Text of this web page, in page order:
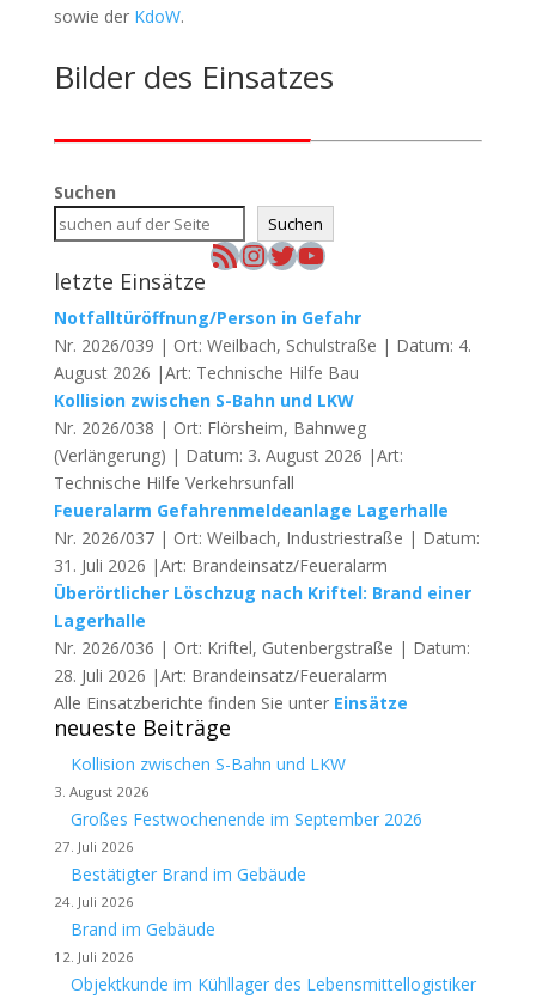
sowie der KdoW.
Bilder des Einsatzes
Suchen
Suchen
RSS-FeedInstagram
Twitter
YouTube
letzte Einsätze
Notfalltüröffnung/Person in Gefahr
Nr. 2026/039 | Ort: Weilbach, Schulstraße | Datum: 4.
August 2026 |Art: Technische Hilfe Bau
Kollision zwischen S-Bahn und LKW
Nr. 2026/038 | Ort: Flörsheim, Bahnweg
(Verlängerung) | Datum: 3. August 2026 |Art:
Technische Hilfe Verkehrsunfall
Feueralarm Gefahrenmeldeanlage Lagerhalle
Nr. 2026/037 | Ort: Weilbach, Industriestraße | Datum:
31. Juli 2026 |Art: Brandeinsatz/Feueralarm
Überörtlicher Löschzug nach Kriftel: Brand einer
Lagerhalle
Nr. 2026/036 | Ort: Kriftel, Gutenbergstraße | Datum:
28. Juli 2026 |Art: Brandeinsatz/Feueralarm
Alle Einsatzberichte finden Sie unter Einsätze
neueste Beiträge
Kollision zwischen S-Bahn und LKW
3. August 2026
Großes Festwochenende im September 2026
27. Juli 2026
Bestätigter Brand im Gebäude
24. Juli 2026
Brand im Gebäude
12. Juli 2026
Objektkunde im Kühllager des Lebensmittellogistiker